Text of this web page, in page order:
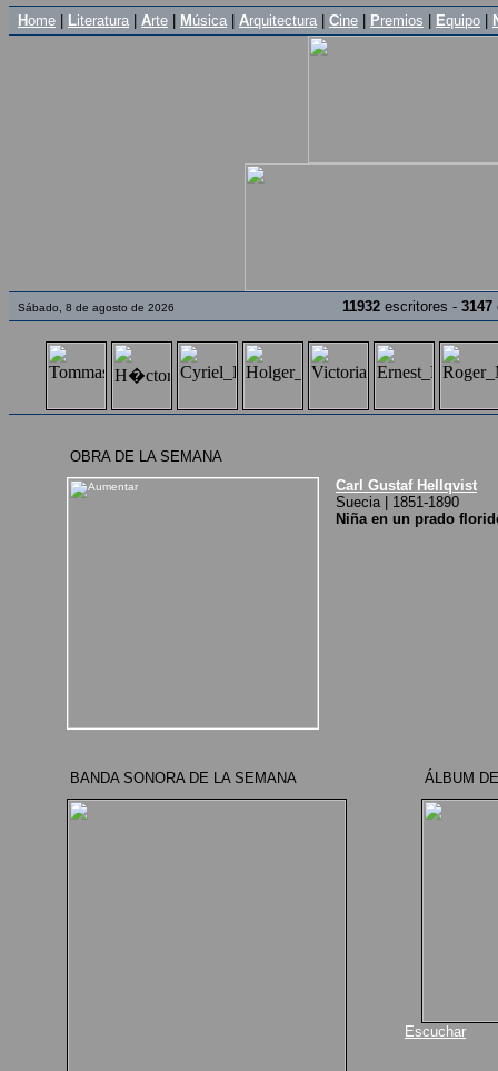
Home Literatura Arte M úsica Arquitectura Cine Premios Equipo
Sábado, 8 de agosto de 2026 11932 escritores - 3147
OBRA DE LA SEMANA
Carl Gustaf Hellqvist
Suecia | 1851-1890
Niña en un prado
BANDA SONORA DE LA SEMANA ÁLBUM
Escuchar